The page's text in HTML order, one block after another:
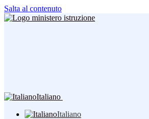
Salta al contenuto
Italiano
Italiano